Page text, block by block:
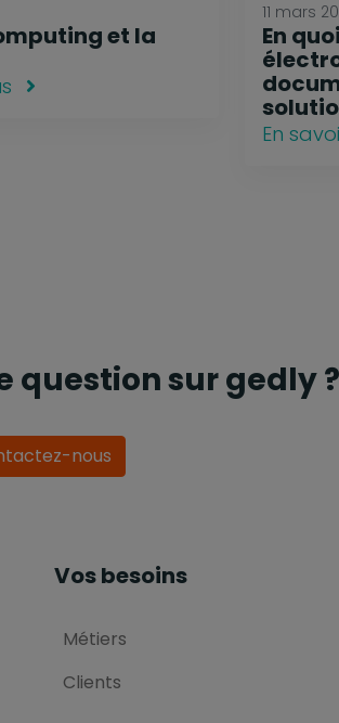
et la
11 mars
En
En
question sur gedly ?
nous
Vos besoins
Métiers
Clients